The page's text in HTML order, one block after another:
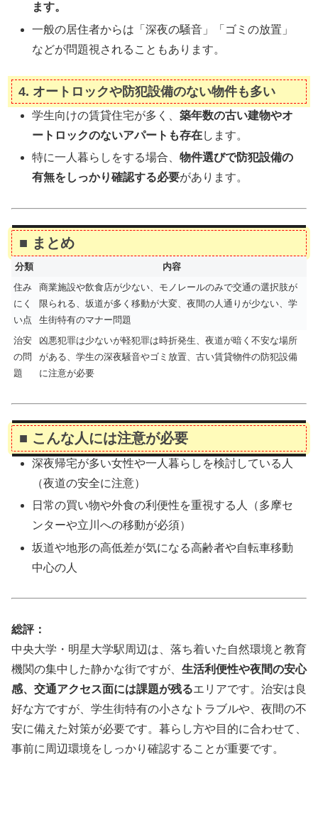
ます。
一般の居住者からは「深夜の騒音」「ゴミの放置」
などが問題視されることもあります。
4. オートロックや防犯設備のない物件も多い
学生向けの賃貸住宅が多く、築年数の古い建物やオ
ートロックのないアパートも存在します。
特に一人暮らしをする場合、物件選びで防犯設備の
有無をしっかり確認する必要があります。
■ まとめ
分類
内容
住み
にく
い点
商業施設や飲食店が少ない、モノレールのみで交通の選択肢が
限られる、坂道が多く移動が大変、夜間の人通りが少ない、学
生街特有のマナー問題
治安
の問
題
凶悪犯罪は少ないが軽犯罪は時折発生、夜道が暗く不安な場所
がある、学生の深夜騒音やゴミ放置、古い賃貸物件の防犯設備
に注意が必要
■ こんな人には注意が必要
深夜帰宅が多い女性や一人暮らしを検討している人
（夜道の安全に注意）
日常の買い物や外食の利便性を重視する人（多摩セ
ンターや立川への移動が必須）
坂道や地形の高低差が気になる高齢者や自転車移動
中心の人
総評：
中央大学・明星大学駅周辺は、落ち着いた自然環境と教育
機関の集中した静かな街ですが、 生活利便性や夜間の安心
感、交通アクセス面には課題が残るエリアです。治安は良
好な方ですが、学生街特有の小さなトラブルや、夜間の不
安に備えた対策が必要です。暮らし方や目的に合わせて、
事前に周辺環境をしっかり確認することが重要です。